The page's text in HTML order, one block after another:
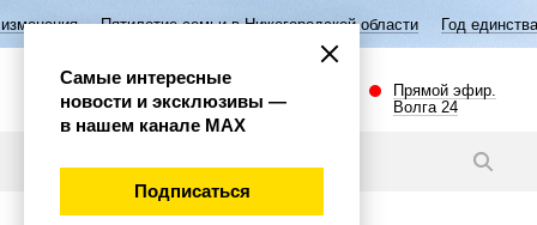
семьи в Нижегородской области Год единства народов России
Прямой эфир.
Волга 24
Самые интересные
новости и эксклюзивы —
в нашем канале МАХ
Подписаться